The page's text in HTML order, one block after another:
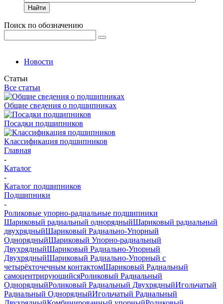
Найти
Поиск по обозначению
Новости
Статьи
Все статьи
Общие сведения о подшипниках
Посадки подшипников
Классификация подшипников
Главная
-
Каталог
-
Каталог подшипников
Подшипники
-
Роликовые упорно-радиальные подшипники
Шариковый радиальный однорядныйШариковый радиальный
двухрядныйШариковый Радиально-Упорный
ОднорядныйШариковый Упорно-радиальный
ДвухрядныйШариковый Радиально-Упорный
ДвухрядныйШариковый Радиально-Упорный с
четырёхточечным контактомШариковый Радиальный
самоцентрирующийсяРоликовый Радиальный
ОднорядныйРоликовый Радиальный ДвухрядныйИгольчатый
Радиальный ОднорядныйИгольчатый Радиальный